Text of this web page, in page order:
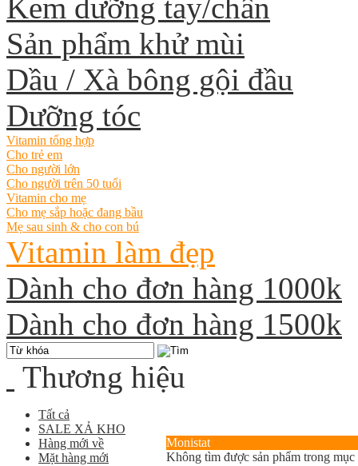
Kem dưỡng tay/chân
Sản phẩm khử mùi
Dầu / Xà bông gội đầu
Dưỡng tóc
Vitamin tổng hợp
Cho trẻ em
Cho người lớn
Cho người trên 50 tuổi
Vitamin cho mẹ
Cho mẹ sắp hoặc đang bầu
Mẹ sau sinh & cho con bú
Vitamin làm đẹp
Dành cho đơn hàng 1000k
Dành cho đơn hàng 1500k
Thương hiệu
Tất cả
SALE XẢ KHO
Hàng mới về
Mặt hàng mới
Monistat
Không tìm được sản phẩm trong mục